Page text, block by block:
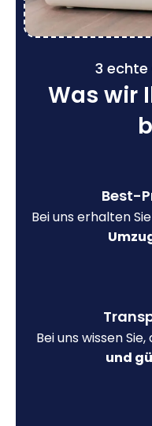
3 echte
Was wir
Best-
Bei uns erhalten
Bei uns wissen Sie,
und